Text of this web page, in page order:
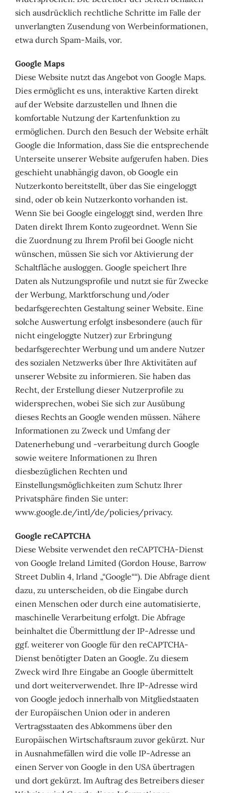
sich ausdrücklich rechtliche Schritte im Falle der
unverlangten Zusendung von Werbeinformationen,
etwa durch Spam-Mails, vor.
Google Maps
Diese Website nutzt das Angebot von Google Maps.
Dies ermöglicht es uns, interaktive Karten direkt
auf der Website darzustellen und Ihnen die
komfortable Nutzung der Kartenfunktion zu
ermöglichen. Durch den Besuch der Website erhält
Google die Information, dass Sie die entsprechende
Unterseite unserer Website aufgerufen haben. Dies
geschieht unabhängig davon, ob Google ein
Nutzerkonto bereitstellt, über das Sie eingeloggt
sind, oder ob kein Nutzerkonto vorhanden ist.
Wenn Sie bei Google eingeloggt sind, werden Ihre
Daten direkt Ihrem Konto zugeordnet. Wenn Sie
die Zuordnung zu Ihrem Profil bei Google nicht
wünschen, müssen Sie sich vor Aktivierung der
Schaltfläche ausloggen. Google speichert Ihre
Daten als Nutzungsprofile und nutzt sie für Zwecke
der Werbung, Marktforschung und/oder
bedarfsgerechten Gestaltung seiner Website. Eine
solche Auswertung erfolgt insbesondere (auch für
nicht eingeloggte Nutzer) zur Erbringung
bedarfsgerechter Werbung und um andere Nutzer
des sozialen Netzwerks über Ihre Aktivitäten auf
unserer Website zu informieren. Sie haben das
Recht, der Erstellung dieser Nutzerprofile zu
widersprechen, wobei Sie sich zur Ausübung
dieses Rechts an Google wenden müssen. Nähere
Informationen zu Zweck und Umfang der
Datenerhebung und -verarbeitung durch Google
sowie weitere Informationen zu Ihren
diesbezüglichen Rechten und
Einstellungsmöglichkeiten zum Schutz Ihrer
Privatsphäre finden Sie unter:
www.google.de/intl/de/policies/privacy.
Google reCAPTCHA
Diese Website verwendet den reCAPTCHA-Dienst
von Google Ireland Limited (Gordon House, Barrow
Street Dublin 4, Irland „“Google““). Die Abfrage dient
dazu, zu unterscheiden, ob die Eingabe durch
einen Menschen oder durch eine automatisierte,
maschinelle Verarbeitung erfolgt. Die Abfrage
beinhaltet die Übermittlung der IP-Adresse und
ggf. weiterer von Google für den reCAPTCHA-
Dienst benötigter Daten an Google. Zu diesem
Zweck wird Ihre Eingabe an Google übermittelt
und dort weiterverwendet. Ihre IP-Adresse wird
von Google jedoch innerhalb von Mitgliedstaaten
der Europäischen Union oder in anderen
Vertragsstaaten des Abkommens über den
Europäischen Wirtschaftsraum zuvor gekürzt. Nur
in Ausnahmefällen wird die volle IP-Adresse an
einen Server von Google in den USA übertragen
und dort gekürzt. Im Auftrag des Betreibers dieser